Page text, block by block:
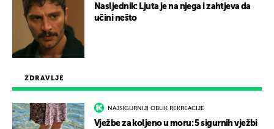
ZDRAVLJE
NAJSIGURNIJI OBLIK REKREACIJE
Vježbe za koljeno u moru: 5 sigurnih vježbi
Nasljednik: Ljuta je na njega i zahtjeva da
učini nešto